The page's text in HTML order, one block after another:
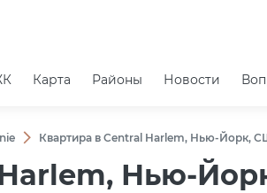
Карта Районы Новости
Квартира в Central Harlem, Нью-Йорк,
Нью-